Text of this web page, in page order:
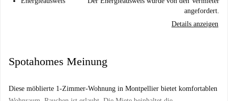
angefordert.
Details anzeigen
Spotahomes Meinung
Diese möblierte 1-Zimmer-Wohnung in Montpellier bietet komfortablen